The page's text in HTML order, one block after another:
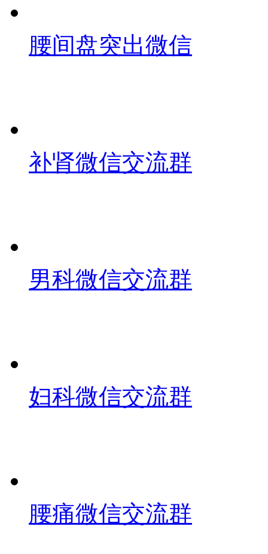
腰间盘突出微信
补肾微信交流群
男科微信交流群
妇科微信交流群
腰痛微信交流群